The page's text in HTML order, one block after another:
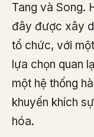
Tang và Song.
đây được xây
tổ chức, với
lựa chọn quan
một hệ thống
khuyến khích
hóa.